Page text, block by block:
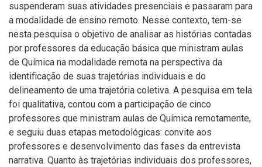
suspenderam suas atividades presenciais e passaram para
a modalidade de ensino remoto. Nesse contexto, tem-se
nesta pesquisa o objetivo de analisar as histórias contadas
por professores da educação básica que ministram aulas
de Química na modalidade remota na perspectiva da
identificação de suas trajetórias individuais e do
delineamento de uma trajetória coletiva. A pesquisa em tela
foi qualitativa, contou com a participação de cinco
professores que ministram aulas de Química remotamente,
e seguiu duas etapas metodológicas: convite aos
professores e desenvolvimento das fases da entrevista
narrativa. Quanto às trajetórias individuais dos professores,